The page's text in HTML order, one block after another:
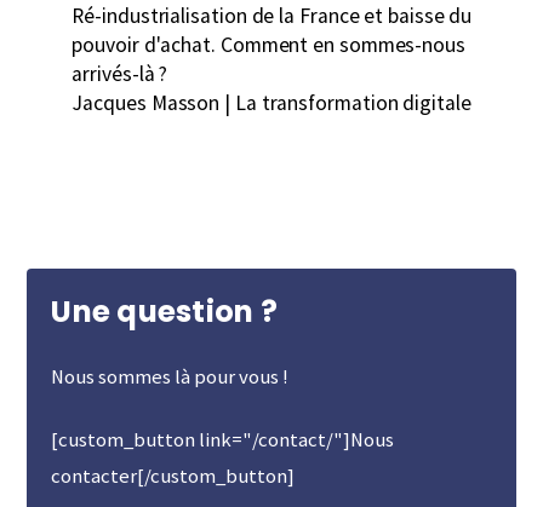
Ré-industrialisation de la France et baisse du
pouvoir d'achat. Comment en sommes-nous
arrivés-là ?
Jacques Masson | La transformation digitale
Une question ?
Nous sommes là pour vous !
[custom_button link="/contact/"]Nous
contacter[/custom_button]